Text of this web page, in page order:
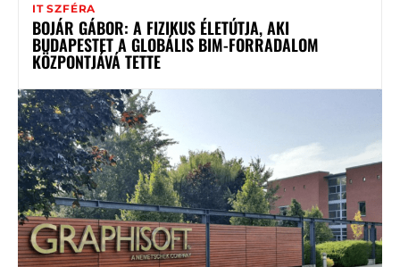
IT SZFÉRA
BOJÁR GÁBOR: A FIZIKUS ÉLETÚTJA, AKI
BUDAPESTET A GLOBÁLIS BIM-FORRADALOM
KÖZPONTJÁVÁ TETTE